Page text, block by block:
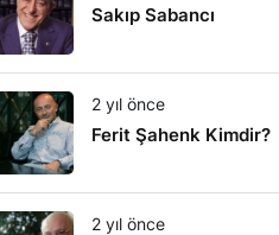
Sakıp Sabancı
2 yıl önce
Ferit Şahenk Kimdir?
2 yıl önce